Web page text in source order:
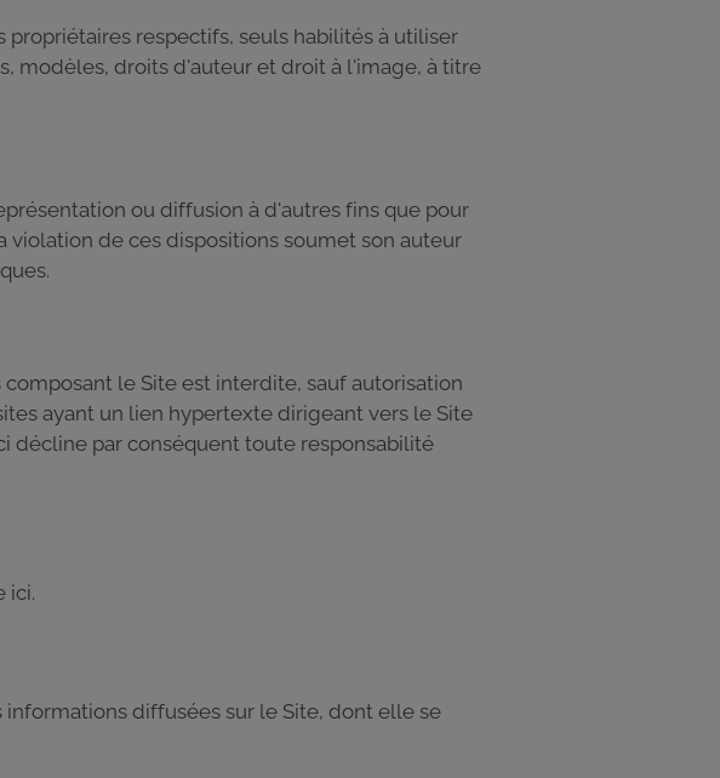
respectifs, seuls habilités à utiliser
modèles, droits d'auteur et droit à l'image, à titre
ou diffusion à d'autres fins que pour
de ces dispositions soumet son auteur
le Site est interdite, sauf autorisation
ayant un lien hypertexte dirigeant vers le Site
décline par conséquent toute responsabilité
ici.
diffusées sur le Site, dont elle se